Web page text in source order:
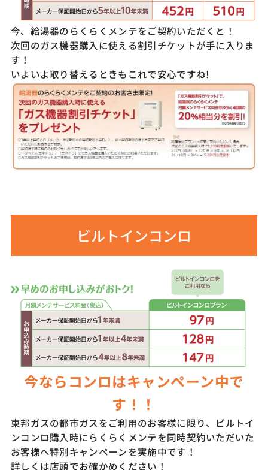
今、給湯器のらくらくメンテをご契約いただくと！
次回のガス機器購入に使える割引チケットが手に入りま
す！
いよいよ取り替えるときもこれで安心ですね!
ビルトインコンロ
今ならコンロはキャンペーン中で
す！！
東邦ガスの都市ガスをご利用のお客様に限り、ビルトイ
ンコンロ購入時にらくらくメンテを同時契約いただいた
お客様へ特別キャンペーンを実施中です！
詳しくは店頭でお確かめください！